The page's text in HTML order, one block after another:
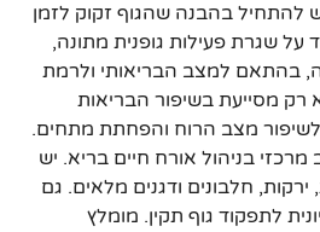
להתחיל בהבנה שהגוף זקוק לזמן
שגרת פעילות גופנית מתונה,
בהתאם למצב הבריאותי ולרמת
רק מסייעת בשיפור הבריאות
מצב הרוח והפחתת מתחים.
בניהול אורח חיים בריא. יש
חלבונים ודגנים מלאים. גם
לתפקוד גוף תקין. מומלץ